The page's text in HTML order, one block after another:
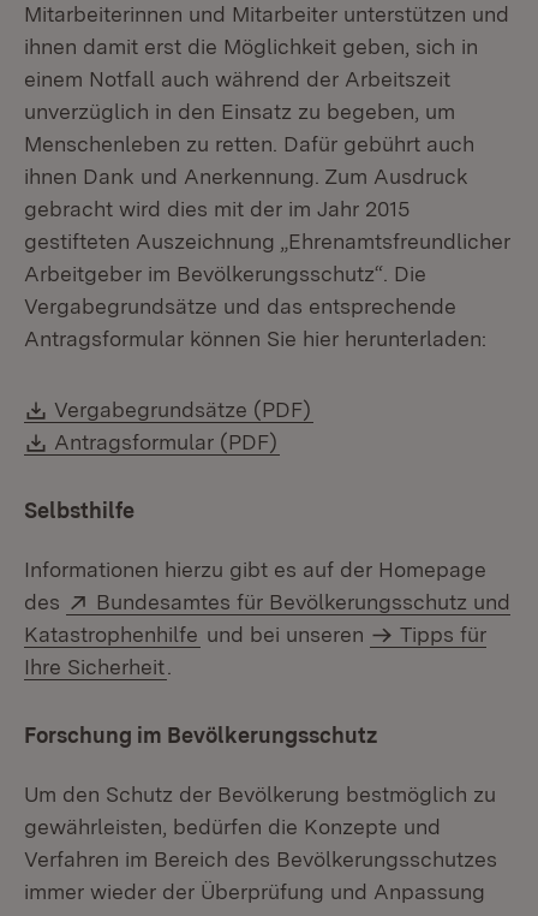
Mitarbeiterinnen und Mitarbeiter unterstützen und
ihnen damit erst die Möglichkeit geben, sich in
einem Notfall auch während der Arbeitszeit
unverzüglich in den Einsatz zu begeben, um
Menschenleben zu retten. Dafür gebührt auch
ihnen Dank und Anerkennung. Zum Ausdruck
gebracht wird dies mit der im Jahr 2015
gestifteten Auszeichnung „Ehrenamtsfreundlicher
Arbeitgeber im Bevölkerungsschutz“. Die
Vergabegrundsätze und das entsprechende
Antragsformular können Sie hier herunterladen:
Download:
Vergabegrundsätze (PDF)
Download:
Antragsformular (PDF)
Selbsthilfe
Informationen hierzu gibt es auf der Homepage
des
Extern:
Bundesamtes für Bevölkerungsschutz und
Katastrophenhilfe (Öffnet in neuem Fenster)
und bei unseren
Tipps für
Ihre Sicherheit
Forschung im Bevölkerungsschutz
Um den Schutz der Bevölkerung bestmöglich zu
gewährleisten, bedürfen die Konzepte und
Verfahren im Bereich des Bevölkerungsschutzes
immer wieder der Überprüfung und Anpassung